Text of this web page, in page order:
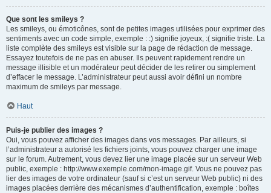
Que sont les smileys ?
Les smileys, ou émoticônes, sont de petites images utilisées pour exprimer des
sentiments avec un code simple, exemple : :) signifie joyeux, :( signifie triste. La
liste complète des smileys est visible sur la page de rédaction de message.
Essayez toutefois de ne pas en abuser. Ils peuvent rapidement rendre un
message illisible et un modérateur peut décider de les retirer ou simplement
d’effacer le message. L’administrateur peut aussi avoir défini un nombre
maximum de smileys par message.
Haut
Puis-je publier des images ?
Oui, vous pouvez afficher des images dans vos messages. Par ailleurs, si
l’administrateur a autorisé les fichiers joints, vous pouvez charger une image
sur le forum. Autrement, vous devez lier une image placée sur un serveur Web
public, exemple : http://www.exemple.com/mon-image.gif. Vous ne pouvez pas
lier des images de votre ordinateur (sauf si c’est un serveur Web public) ni des
images placées derrière des mécanismes d’authentification, exemple : boîtes